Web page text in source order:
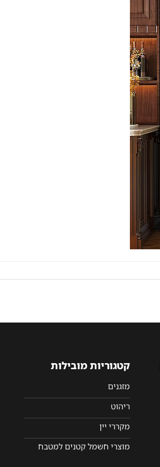
קטגוריות מובילות
מזגנים
ריהוט
מקררי יין
מוצרי חשמל קטנים למטבח